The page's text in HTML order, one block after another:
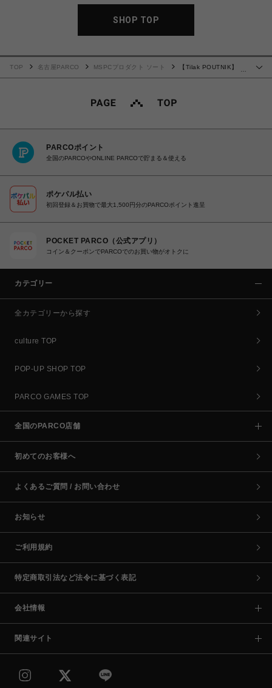
SHOP TOP
…
TOP 名古屋PARCO MSPCプロダクト ソート
【Tilak POUTNIK】
PARCOポイント
全国のPARCOやONLINE PARCOで貯まる＆使える
ポケパル払い
初回登録＆お買物で最大1,500円分のPARCOポイント進呈
POCKET PARCO（公式アプリ）
コイン＆クーポンでPARCOでのお買い物がオトクに
カテゴリー
全カテゴリーから探す
culture TOP
POP-UP SHOP TOP
PARCO GAMES TOP
全国のPARCO店舗
初めてのお客様へ
よくあるご質問 / お問い合わせ
お知らせ
ご利用規約
特定商取引法など法令に基づく表記
会社情報
関連サイト